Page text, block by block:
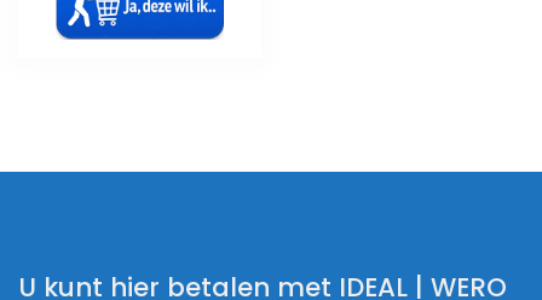
U kunt hier betalen met IDEAL | WERO